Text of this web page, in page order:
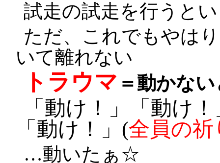
試走の試走を行うと
ただ、これでもやは
いて離れない
トラウマ ＝動かな
「動け！」「動け
「動け！」(全員の祈
…動いたぁ☆